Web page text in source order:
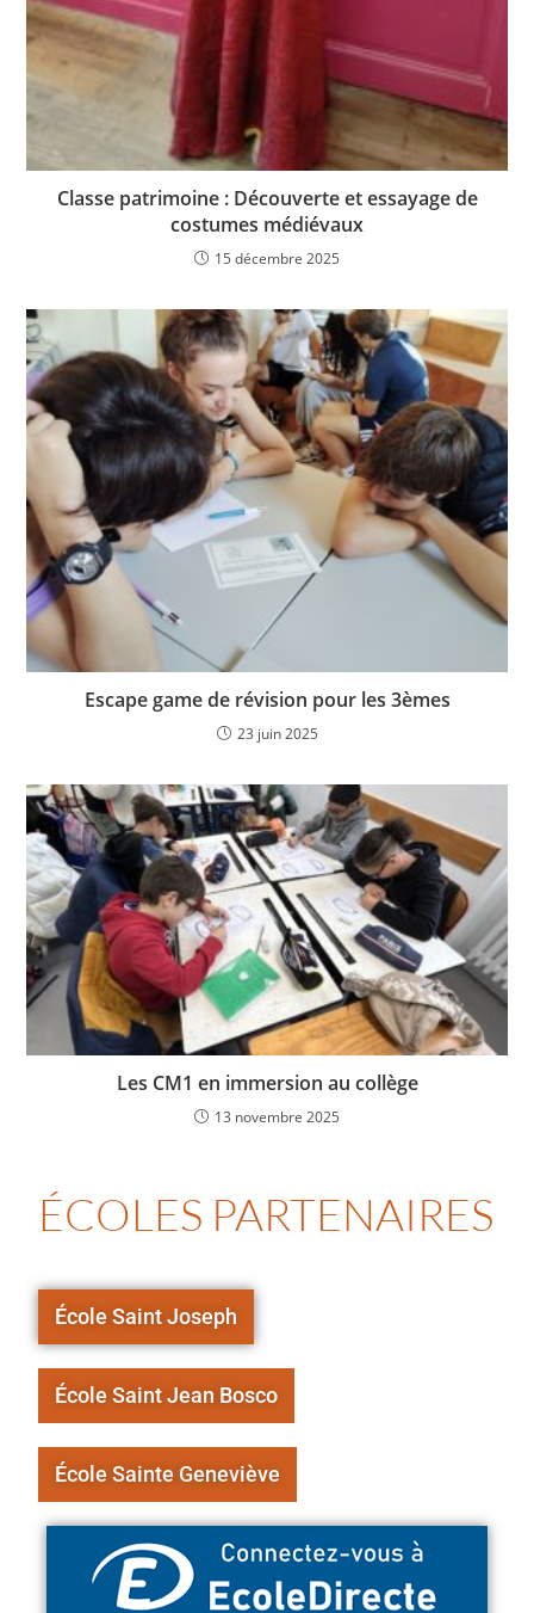
Classe patrimoine : Découverte et essayage de
costumes médiévaux
15 décembre 2025
Escape game de révision pour les 3èmes
23 juin 2025
Les CM1 en immersion au collège
13 novembre 2025
ÉCOLES PARTENAIRES
École Saint Joseph
École Saint Jean Bosco
École Sainte Geneviève